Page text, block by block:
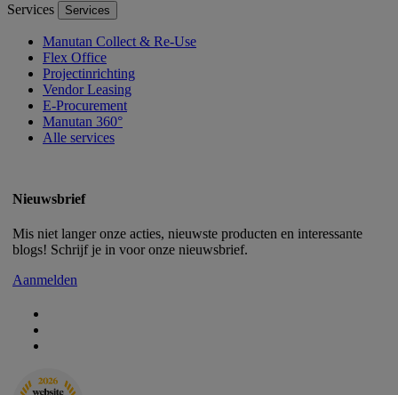
Services Services
Manutan Collect & Re-Use
Flex Office
Projectinrichting
Vendor Leasing
E-Procurement
Manutan 360°
Alle services
Nieuwsbrief
Mis niet langer onze acties, nieuwste producten en interessante
blogs! Schrijf je in voor onze nieuwsbrief.
Aanmelden